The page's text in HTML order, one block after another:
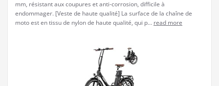
mm, résistant aux coupures et anti-corrosion, difficile à
endommager. [Veste de haute qualité] La surface de la chaîne de
moto est en tissu de nylon de haute qualité, qui p... read more